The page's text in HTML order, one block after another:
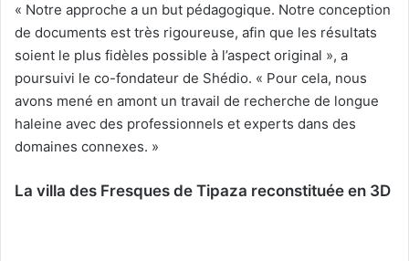
« Notre approche a un but pédagogique. Notre conception
de documents est très rigoureuse, afin que les résultats
soient le plus fidèles possible à l’aspect original », a
poursuivi le co-fondateur de Shédio. « Pour cela, nous
avons mené en amont un travail de recherche de longue
haleine avec des professionnels et experts dans des
domaines connexes. »
La villa des Fresques de Tipaza reconstituée en 3D